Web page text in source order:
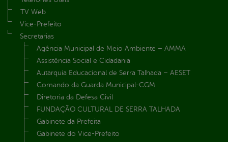
TV Web
Vice-Prefeito
Secretarias
Agência Municipal de Meio Ambiente – AMMA
Assistência Social e Cidadania
Autarquia Educacional de Serra Talhada – AESET
Comando da Guarda Municipal-CGM
Diretoria da Defesa Civil
FUNDAÇÃO CULTURAL DE SERRA TALHADA
Gabinete da Prefeita
Gabinete do Vice-Prefeito